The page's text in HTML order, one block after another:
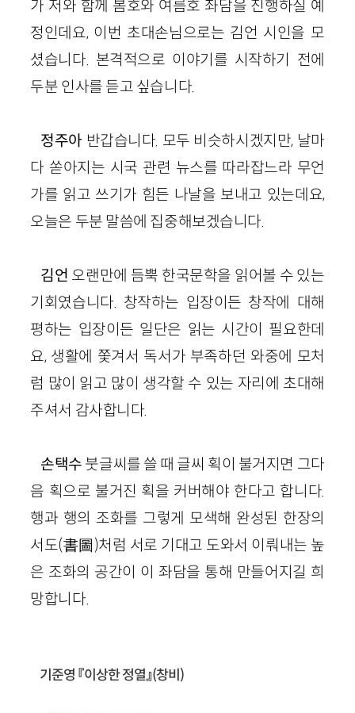
가 저와 함께 봄호와 여름호 좌담을 진행하실 예
정인데요, 이번 초대손님으로는 김언 시인을 모
셨습니다. 본격적으로 이야기를 시작하기 전에
두분 인사를 듣고 싶습니다.
정주아 반갑습니다. 모두 비슷하시겠지만, 날마
다 쏟아지는 시국 관련 뉴스를 따라잡느라 무언
가를 읽고 쓰기가 힘든 나날을 보내고 있는데요,
오늘은 두분 말씀에 집중해보겠습니다.
김언 오랜만에 듬뿍 한국문학을 읽어볼 수 있는
기회였습니다. 창작하는 입장이든 창작에 대해
평하는 입장이든 일단은 읽는 시간이 필요한데
요, 생활에 쫓겨서 독서가 부족하던 와중에 모처
럼 많이 읽고 많이 생각할 수 있는 자리에 초대해
주셔서 감사합니다.
손택수 붓글씨를 쓸 때 글씨 획이 불거지면 그다
음 획으로 불거진 획을 커버해야 한다고 합니다.
행과 행의 조화를 그렇게 모색해 완성된 한장의
서도(書圖)처럼 서로 기대고 도와서 이뤄내는 높
은 조화의 공간이 이 좌담을 통해 만들어지길 희
망합니다.
기준영 『이상한 정열』(창비)